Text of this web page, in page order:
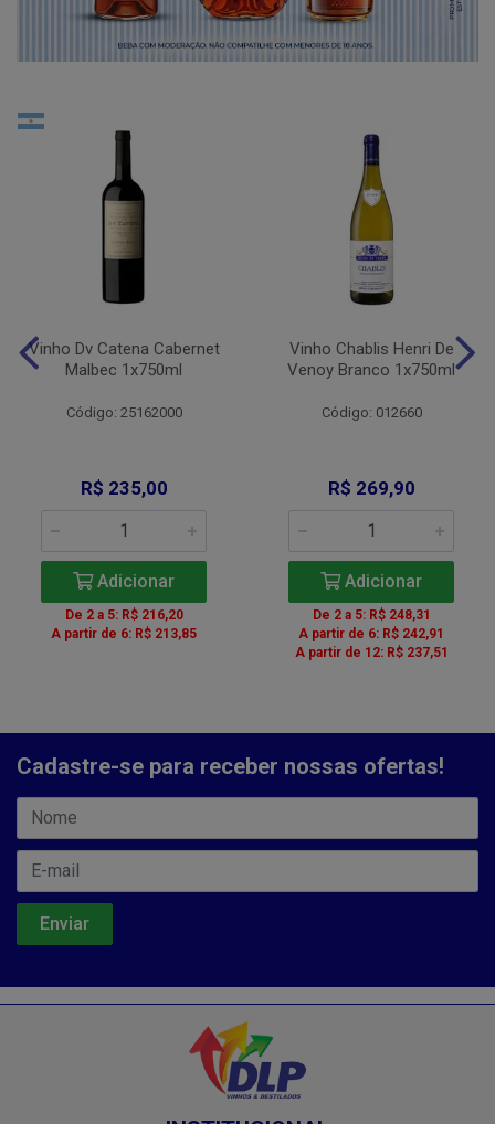
Vinho Dv Catena Cabernet
Malbec 1x750ml
Código: 25162000
R$ 235,00
Adicionar
De 2 a 5: R$ 216,20
A partir de 6: R$ 213,85
Vinho Chablis Henri De
Venoy Branco 1x750ml
Código: 012660
R$ 269,90
Adicionar
De 2 a 5: R$ 248,31
A partir de 6: R$ 242,91
A partir de 12: R$ 237,51
Cadastre-se para receber nossas ofertas!